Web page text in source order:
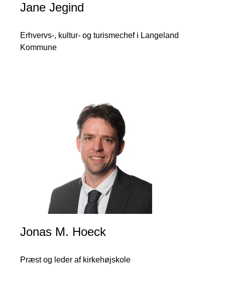
Jane Jegind
Erhvervs-, kultur- og turismechef i Langeland
Kommune
Jonas M. Hoeck
Præst og leder af kirkehøjskole